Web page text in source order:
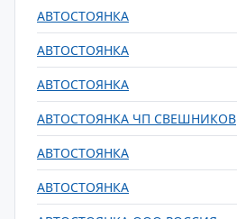
АВТОСТОЯНКА
АВТОСТОЯНКА
АВТОСТОЯНКА
АВТОСТОЯНКА ЧП СВЕШНИКОВ
АВТОСТОЯНКА
АВТОСТОЯНКА